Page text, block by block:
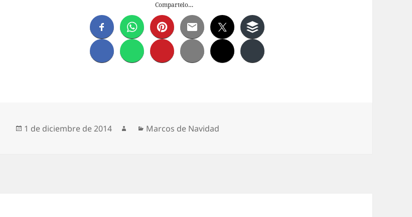
Compartelo…
Publicado
1 de diciembre de 2014 AutorCategorías
Marcos de Navidad